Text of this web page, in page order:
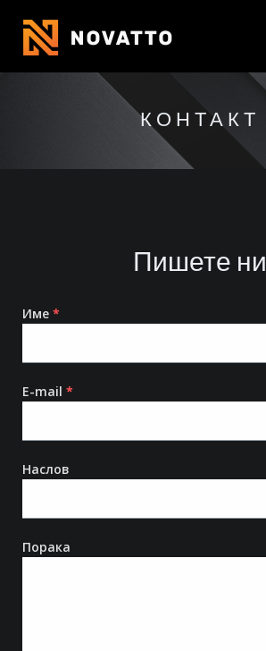
КОНТАКТ
Пишете ни
Име *
E-mail *
Наслов
Порака